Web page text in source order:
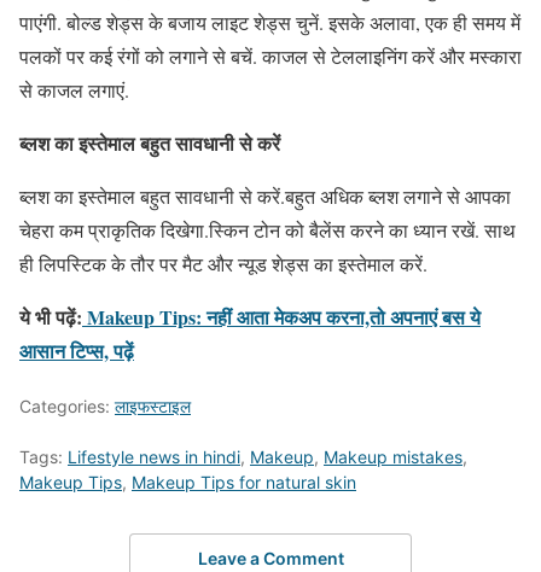
पाएंगी. बोल्ड शेड्स के बजाय लाइट शेड्स चुनें. इसके अलावा, एक ही समय में
पलकों पर कई रंगों को लगाने से बचें. काजल से टेललाइनिंग करें और मस्कारा
से काजल लगाएं.
ब्लश का इस्तेमाल बहुत सावधानी से करें
ब्लश का इस्तेमाल बहुत सावधानी से करें.बहुत अधिक ब्लश लगाने से आपका
चेहरा कम प्राकृतिक दिखेगा.स्किन टोन को बैलेंस करने का ध्यान रखें. साथ
ही लिपस्टिक के तौर पर मैट और न्यूड शेड्स का इस्तेमाल करें.
ये भी पढ़ें: Makeup Tips: नहीं आता मेकअप करना,तो अपनाएं बस ये
आसान टिप्स, पढ़ें
Categories: लाइफस्टाइल
Tags: Lifestyle news in hindi, Makeup, Makeup mistakes,
Makeup Tips, Makeup Tips for natural skin
Leave a Comment